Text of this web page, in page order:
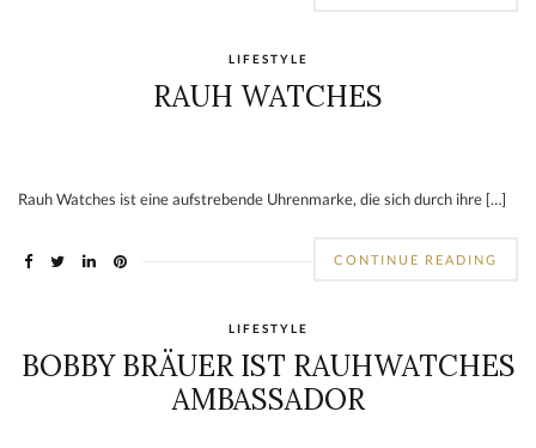
LIFESTYLE
RAUH WATCHES
Rauh Watches ist eine aufstrebende Uhrenmarke, die sich durch ihre […]
CONTINUE READING
LIFESTYLE
BOBBY BRÄUER IST RAUHWATCHES
AMBASSADOR